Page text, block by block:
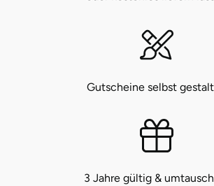
Gutscheine selbst
3 Jahre gültig &